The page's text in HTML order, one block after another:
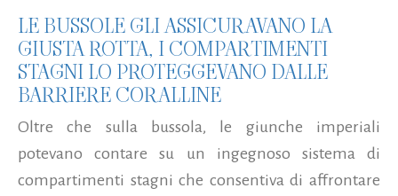
LE BUSSOLE GLI ASSICURAVANO LA
GIUSTA ROTTA, I COMPARTIMENTI
STAGNI LO PROTEGGEVANO DALLE
BARRIERE CORALLINE
Oltre che sulla bussola, le giunche imperiali
potevano contare su un ingegnoso sistema di
compartimenti stagni che consentiva di affrontare